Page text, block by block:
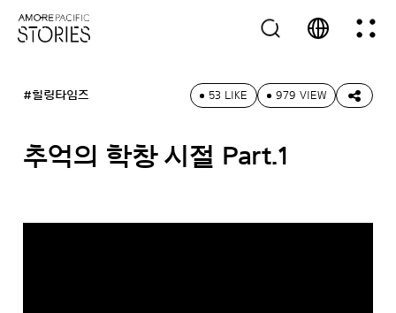
#힐링타임즈 53 LIKE 979 VIEW
추억의 학창 시절 Part.1